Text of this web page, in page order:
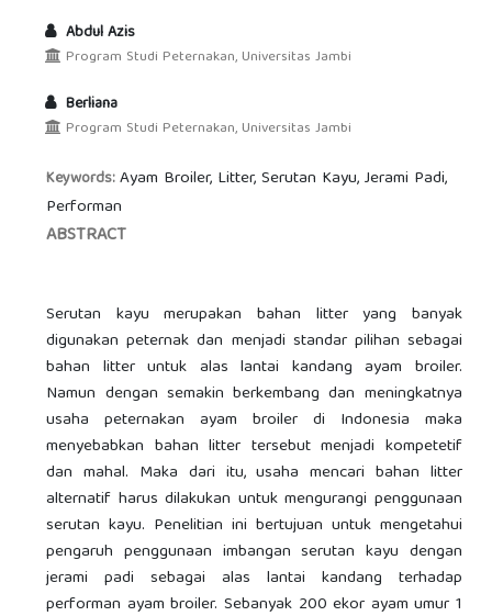
Abdul Azis
Program Studi Peternakan, Universitas Jambi
Berliana
Program Studi Peternakan, Universitas Jambi
Keywords:Ayam Broiler, Litter, Serutan Kayu, Jerami Padi,
Performan
ABSTRACT
Serutan kayu merupakan bahan litter yang banyak
digunakan peternak dan menjadi standar pilihan sebagai
bahan litter untuk alas lantai kandang ayam broiler.
Namun dengan semakin berkembang dan meningkatnya
usaha peternakan ayam broiler di Indonesia maka
menyebabkan bahan litter tersebut menjadi kompetetif
dan mahal. Maka dari itu, usaha mencari bahan litter
alternatif harus dilakukan untuk mengurangi penggunaan
serutan kayu. Penelitian ini bertujuan untuk mengetahui
pengaruh penggunaan imbangan serutan kayu dengan
jerami padi sebagai alas lantai kandang terhadap
performan ayam broiler. Sebanyak 200 ekor ayam umur 1